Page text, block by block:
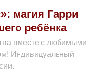
магия Гарри
ребёнка
вместе с любимыми
Индивидуальный